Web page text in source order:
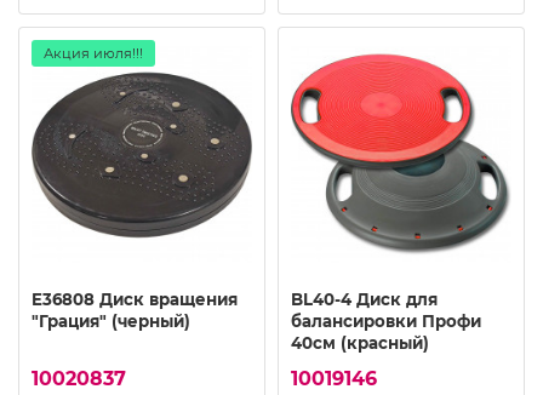
Акция июля!!!
E36808 Диск вращения
"Грация" (черный)
10020837
BL40-4 Диск для
балансировки Профи
40см (красный)
10019146